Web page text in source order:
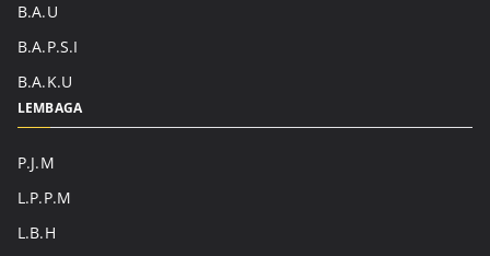
B.A.U
B.A.P.S.I
B.A.K.U
LEMBAGA
P.J.M
L.P.P.M
L.B.H